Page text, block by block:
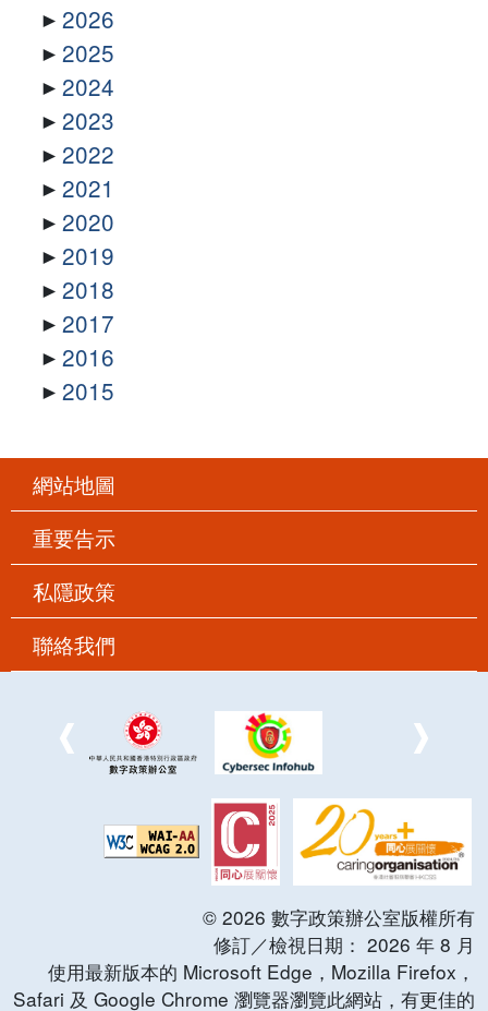
2026
2025
2024
2023
2022
2021
2020
2019
2018
2017
2016
2015
網站地圖
重要告示
私隱政策
聯絡我們
© 2026 數字政策辦公室版權所有
修訂／檢視日期： 2026 年 8 月
使用最新版本的 Microsoft Edge，Mozilla Firefox，
Safari 及 Google Chrome 瀏覽器瀏覽此網站，有更佳的